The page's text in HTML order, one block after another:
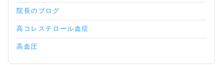
院長のブログ
高コレステロール血症
高血圧